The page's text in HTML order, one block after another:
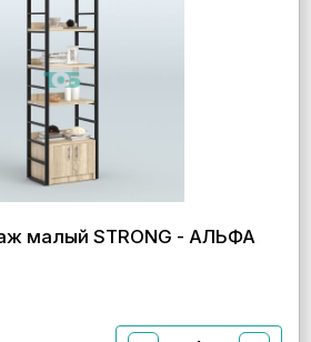
малый STRONG - АЛЬФА